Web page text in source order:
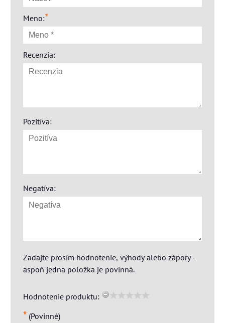
Meno:*
Recenzia:
Pozitíva:
Negatíva:
Zadajte prosím hodnotenie, výhody alebo zápory -
aspoň jedna položka je povinná.
Hodnotenie produktu:
* (Povinné)